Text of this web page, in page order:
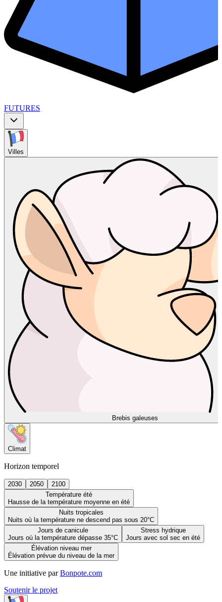
FUTURES
Villes
Brebis galeuses
Climat
Horizon temporel
2030 2050
2100
Température été
Hausse de la température moyenne en été
Nuits tropicales
Nuits où la température ne descend pas sous 20°C
Jours de canicule
Jours où la température dépasse 35°C
Stress hydrique
Jours avec sol sec en été
Élévation niveau mer
Élévation prévue du niveau de la mer
Une initiative par Bonpote.com
Soutenir le projet